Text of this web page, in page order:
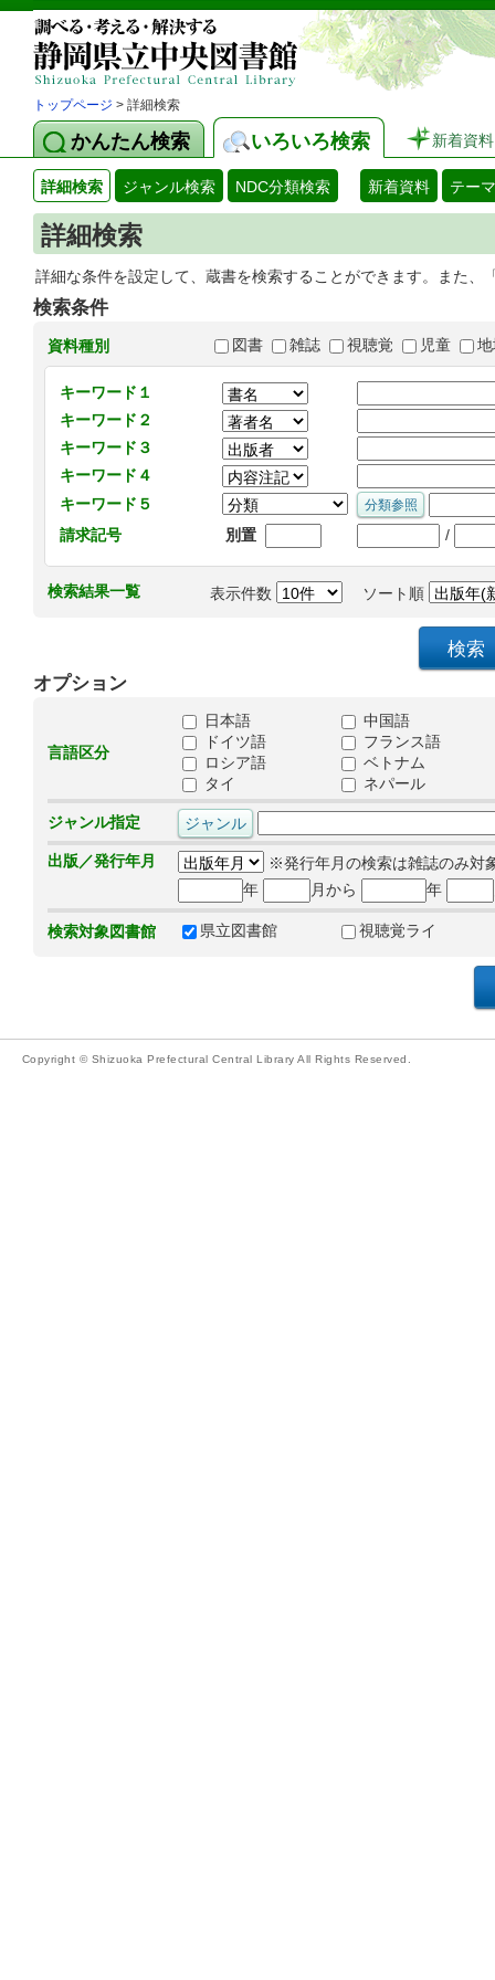
トップページ > 詳細検索
かんたん検索 いろいろ検索 新着資料
詳細検索 ジャンル検索 NDC分類検索 新着資料 テー
詳細検索
詳細な条件を設定して、蔵書を検索することができます。また
検索条件
資料種別 図書 雑誌 視聴覚 児童
キーワード１
キーワード２
キーワード３
キーワード４
キーワード５
請求記号
別置 /
検索結果一覧 表示件数 ソート順
オプション
言語区分
日本語
中国語
ドイツ語
フランス語
ロシア語
ベトナム
タイ
ネパール
ジャンル指定
出版／発行年月
※発行年月の検索は雑誌のみ対
年
月から 年
検索対象図書館 県立図書館 視聴覚ライ
Copyright © Shizuoka Prefectural Central Library All Rights Reserved.